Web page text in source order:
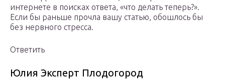
интернете в поисках ответа, «что делать теперь?».
Если бы раньше прочла вашу статью, обошлось бы
без нервного стресса.
Ответить
Юлия Эксперт Плодогород